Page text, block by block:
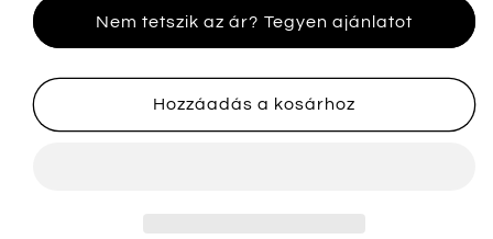
Velvet
minták
mennyiségének
csökkentése
Velvet
minták
mennyiségének
növelése
Nem tetszik az ár? Tegyen ajánlatot
Hozzáadás a kosárhoz